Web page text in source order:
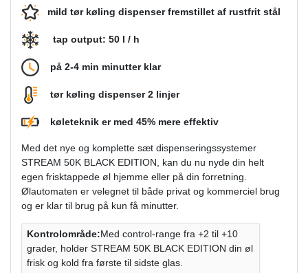
mild tør køling dispenser fremstillet af rustfrit stål
tap output: 50 l / h
på 2-4 min minutter klar
tør køling dispenser 2 linjer
køleteknik er med 45% mere effektiv
Med det nye og komplette sæt dispenseringssystemer
STREAM 50K BLACK EDITION, kan du nu nyde din helt
egen frisktappede øl hjemme eller på din forretning.
Ølautomaten er velegnet til både privat og kommerciel brug
og er klar til brug på kun få minutter.
Kontrolområde:Med control-range fra +2 til +10
grader, holder STREAM 50K BLACK EDITION din øl
frisk og kold fra første til sidste glas.